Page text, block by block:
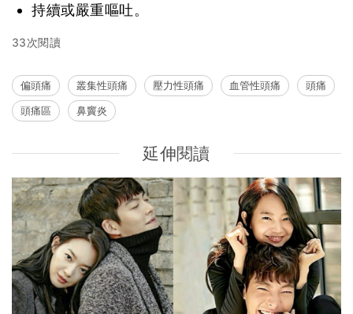
持續或嚴重嘔吐。
33次閱讀
偏頭痛 叢集性頭痛 壓力性頭痛 血管性頭痛
頭痛
頭痛區
鼻竇炎
延伸閱讀